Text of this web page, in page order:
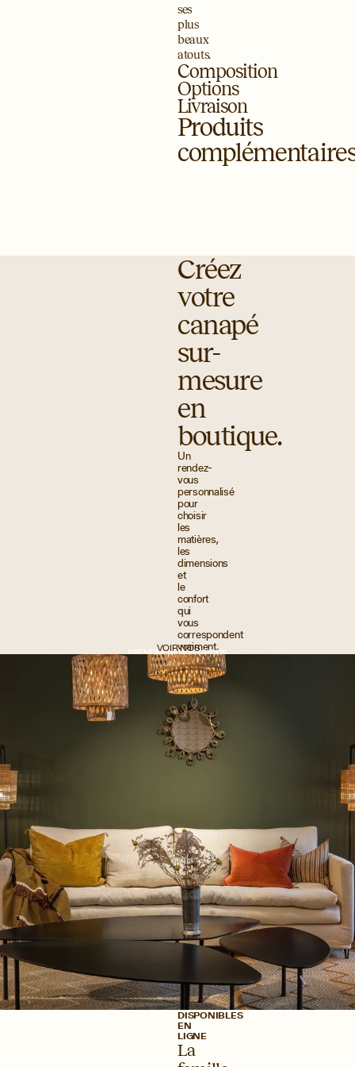
ses
plus
beaux
atouts.
Composition
Options
Livraison
Produits
Créez
votre
canapé
sur-
mesure
en
boutique.
Un
rendez-
vous
personnalisé
pour
choisir
les
matières,
les
dimensions
et
le
confort
qui
vous
correspondent
vraiment.
PRENDRE RENDEZ-VOUS
VOIR NOS
BOUTIQUES
DISPONIBLES
EN
LIGNE
La